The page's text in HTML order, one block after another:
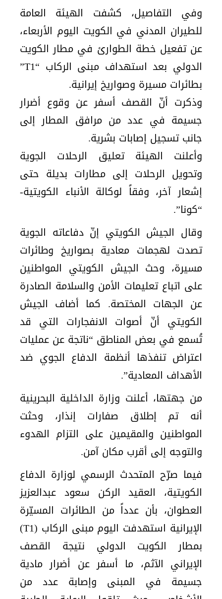
وفي التفاصيل، كشفت الهيئة العامة
للطيران المدني في الكويت اليوم الأربعاء،
عن تفعيل خطة الطوارئ في مطار الكويت
الدولي بعد استهداف مبنى الركاب “T1”
بطائرات مسيرة وصواريخ إيرانية.
وذكرت أنّ القصف أسفر عن وقوع أضرار
جسيمة في عدد من مرافق المطار إلى
جانب تسجيل إصابات بشرية.
وأعلنت الهيئة تعليق الرحلات الجوية
وتحويل الرحلات إلى مطارات بديلة حتى
إشعار آخر، وفقاً لوكالة الأنباء الكويتية-
“كونا”.
وقال الجيش الكويتي إنّ دفاعاته الجوية
تصدت لهجمات معادية بصواريخ وطائرات
مسيرة، وحث الجيش الكويتي المواطنين
على اتباع تعليمات الأمن والسلامة الصادرة
عن الجهات المختصة. كما أضاف الجيش
الكويتي أنّ أصوات الانفجارات التي قد
تُسمع في بعض المناطق “ناتجة عن عمليات
اعتراض تنفذها أنظمة الدفاع الجوي ضد
الأهداف المعادية”.
من جهتها، أعلنت وزارة الداخلية البحرينية
أنه تم إطلاق صفارات إنذار، وحثت
المواطنين والمقيمين على التزام الهدوء
والتوجه إلى أقرب مكان آمن.
فيما صرّح المتحدث الرسمي لوزارة الدفاع
الكويتية، العقيد الركن سعود عبدالعزيز
العطوان، بأن عدداً من الطائرات المسيّرة
الإيرانية استهدفت اليوم مبنى الركاب (T1)
بمطار الكويت الدولي نتيجة القصف
الإيراني الآثم، ما أسفر عن أضرار مادية
جسيمة في المبنى وإصابة عدد من